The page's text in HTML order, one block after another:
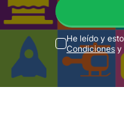
He leído y
Condiciones y